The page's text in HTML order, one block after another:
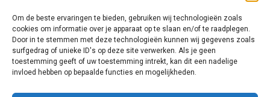
Om de beste ervaringen te bieden, gebruiken wij technologieën zoals
cookies om informatie over je apparaat op te slaan en/of te raadplegen.
Door in te stemmen met deze technologieën kunnen wij gegevens zoals
surfgedrag of unieke ID's op deze site verwerken. Als je geen
toestemming geeft of uw toestemming intrekt, kan dit een nadelige
invloed hebben op bepaalde functies en mogelijkheden.
Knipping